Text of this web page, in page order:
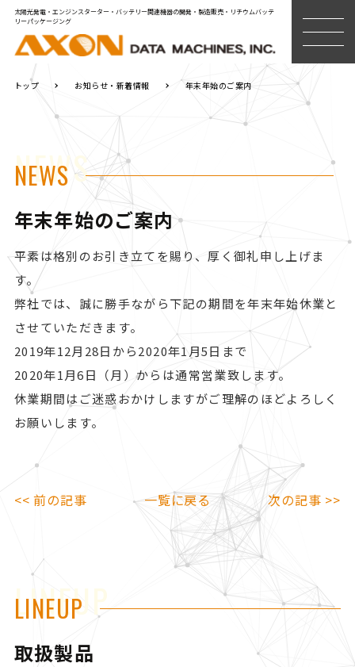
太陽光発電・エンジンスターター・バッテリー関連機器の開発・製造販売・リチウムバッテ
リーパッケージング
MENU
トップ お知らせ・新着情報 年末年始のご案内
NEWS
NEWS
年末年始のご案内
平素は格別のお引き立てを賜り、厚く御礼申し上げま
す。
弊社では、誠に勝手ながら下記の期間を年末年始休業と
させていただきます。
2019年12月28日から2020年1月5日まで
2020年1月6日（月）からは通常営業致します。
休業期間はご迷惑おかけしますがご理解のほどよろしく
お願いします。
<< 前の記事 一覧に戻る 次の記事 >>
LINEUP
LINEUP
取扱製品